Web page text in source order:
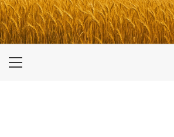
UKRAINE-IS
ПОДОРОЖI ПО УКРАЇНІ
Primary